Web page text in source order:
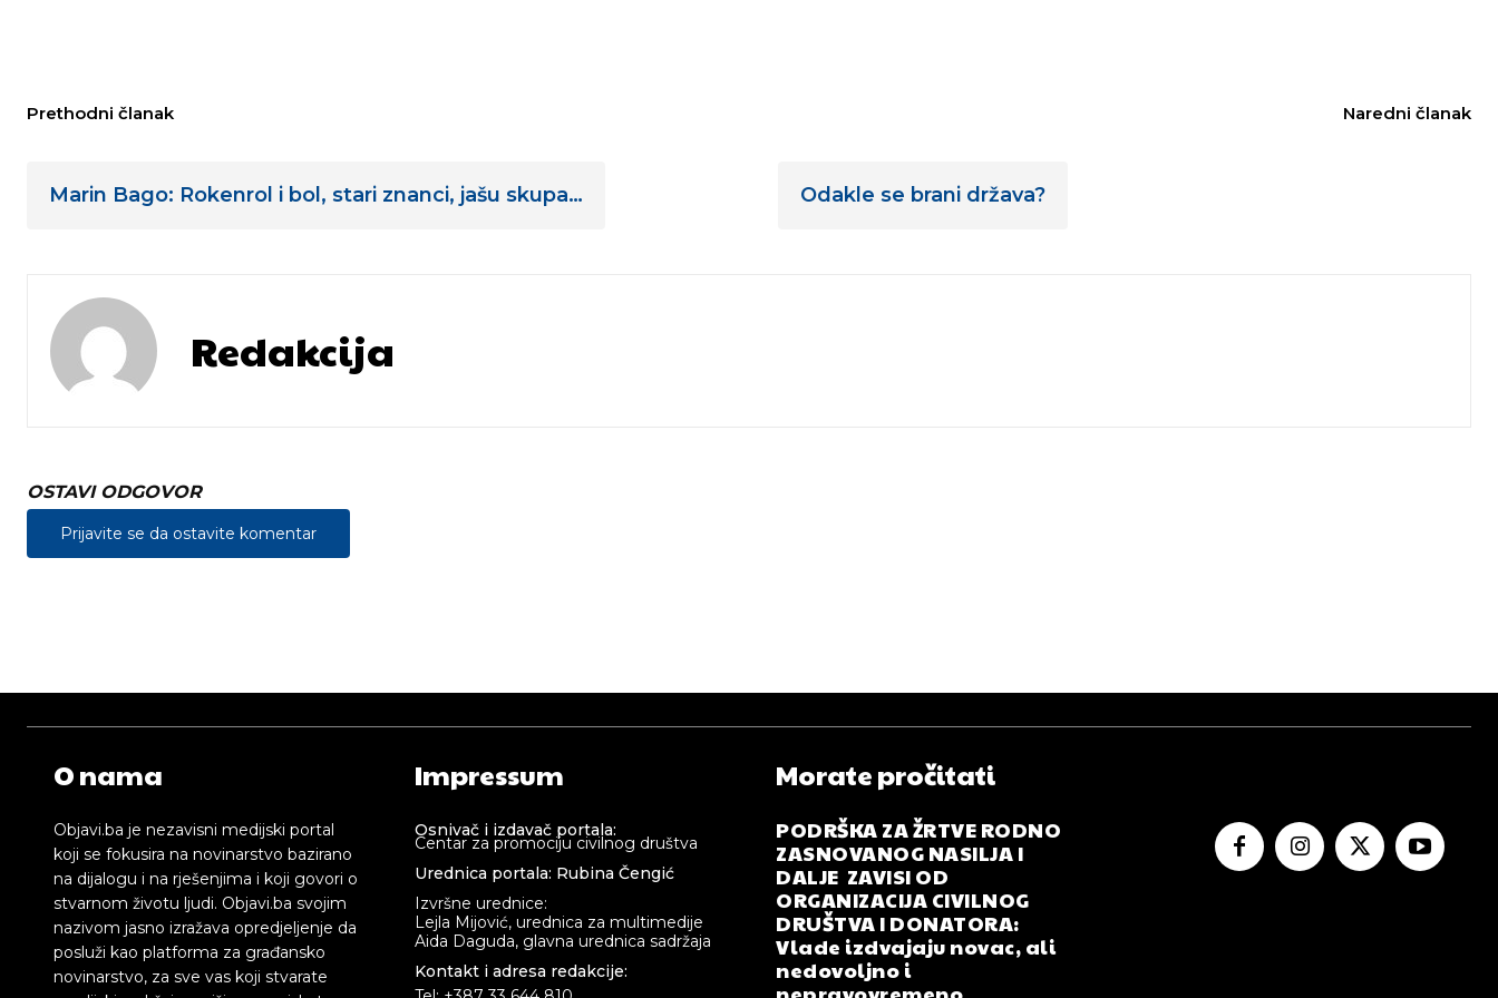
Prethodni članak
Marin Bago: Rokenrol i bol, stari znanci, jašu skupa…
Naredni članak
Odakle se brani država?
Redakcija
OSTAVI ODGOVOR
Prijavite se da ostavite komentar
O nama
Objavi.ba je nezavisni medijski portal
koji se fokusira na novinarstvo bazirano
na dijalogu i na rješenjima i koji govori o
stvarnom životu ljudi. Objavi.ba svojim
nazivom jasno izražava opredjeljenje da
posluži kao platforma za građansko
novinarstvo, za sve vas koji stvarate
Impressum
Osnivač i izdavač portala:
Centar za promociju civilnog društva
Urednica portala: Rubina Čengić
Izvršne urednice:
Lejla Mijović, urednica za multimedije
Aida Daguda, glavna urednica sadržaja
Kontakt i adresa redakcije:
Morate pročitati
PODRŠKA ZA ŽRTVE RODNO
ZASNOVANOG NASILJA I
DALJE ZAVISI OD
ORGANIZACIJA CIVILNOG
DRUŠTVA I DONATORA:
Vlade izdvajaju novac, ali
nedovoljno i